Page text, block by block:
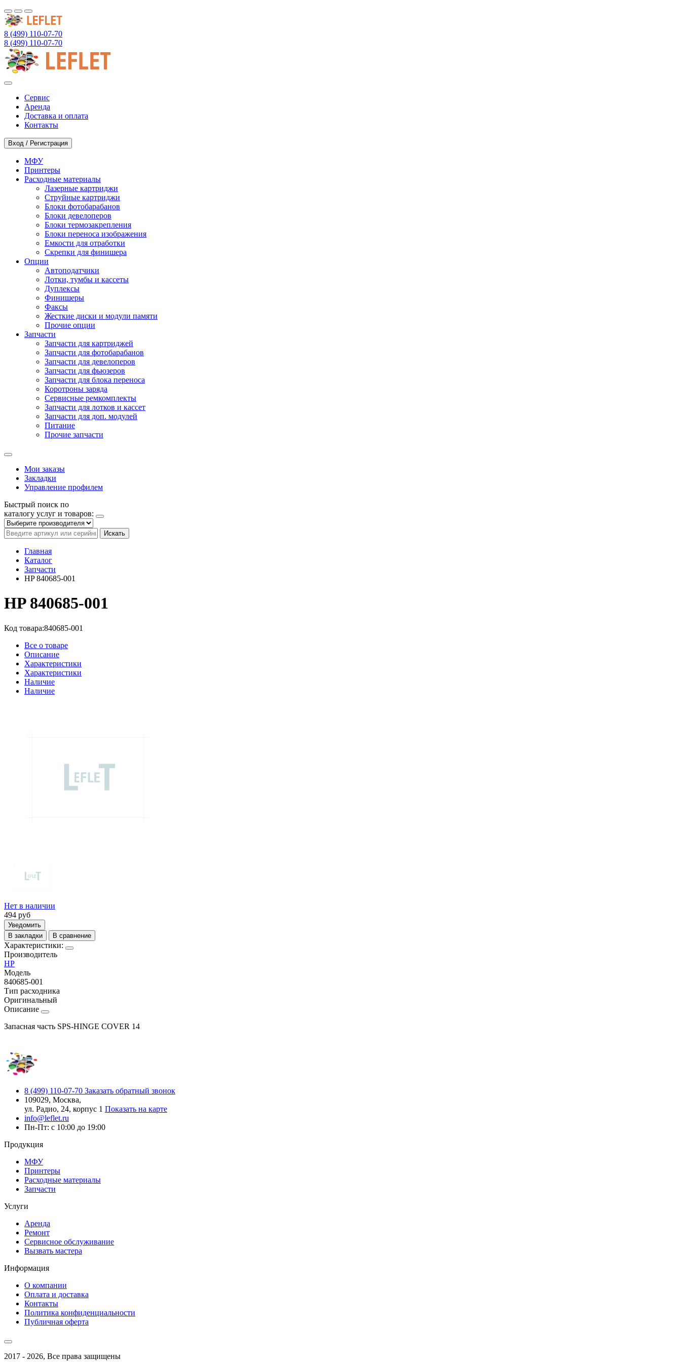
8 (499) 110-07-70
8 (499) 110-07-70
Сервис
Аренда
Доставка и оплата
Контакты
Вход / Регистрация
МФУ
Принтеры
Расходные материалы
Лазерные картриджи
Струйные картриджи
Блоки фотобарабанов
Блоки девелоперов
Блоки термозакрепления
Блоки переноса изображения
Емкости для отработки
Скрепки для финишера
Опции
Автоподатчики
Лотки, тумбы и кассеты
Дуплексы
Финишеры
Факсы
Жесткие диски и модули памяти
Прочие опции
Запчасти
Запчасти для картриджей
Запчасти для фотобарабанов
Запчасти для девелоперов
Запчасти для фьюзеров
Запчасти для блока переноса
Коротроны заряда
Сервисные ремкомплекты
Запчасти для лотков и кассет
Запчасти для доп. модулей
Питание
Прочие запчасти
Мои заказы
Закладки
Управление профилем
Быстрый поиск по
каталогу услуг и товаров:
Искать
Главная
Каталог
Запчасти
HP 840685-001
HP 840685-001
Код товара:840685-001
Все о товаре
Описание
Характеристики
Характеристики
Наличие
Наличие
Нет в наличии
494 руб
Уведомить
В закладки
В сравнение
Характеристики:
Производитель
HP
Модель
840685-001
Тип расходника
Оригинальный
Описание
Запасная часть SPS-HINGE COVER 14
8 (499) 110-07-70 Заказать обратный звонок
109029, Москва,
ул. Радио, 24, корпус 1 Показать на карте
info@leflet.ru
Пн-Пт: с 10:00 до 19:00
Продукция
МФУ
Принтеры
Расходные материалы
Запчасти
Услуги
Аренда
Ремонт
Сервисное обслуживание
Вызвать мастера
Информация
О компании
Оплата и доставка
Контакты
Политика конфиденциальности
Публичная оферта
2017 - 2026, Все права защищены